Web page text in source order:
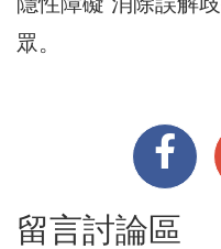
眾。
留言討論區